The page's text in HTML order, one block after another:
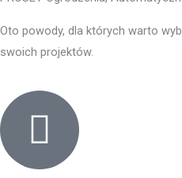
Oto powody, dla których warto
swoich projektów.